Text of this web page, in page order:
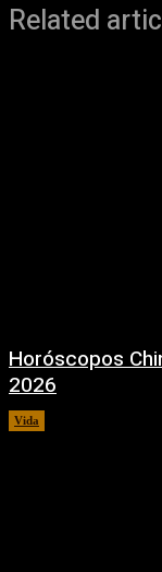
Related
Horóscopos
2026
Vida